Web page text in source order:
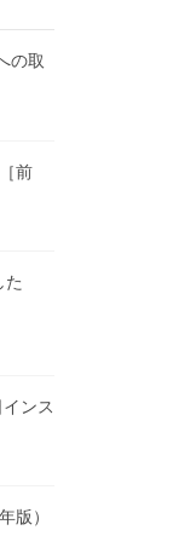
の取
前
た
ンス
版）